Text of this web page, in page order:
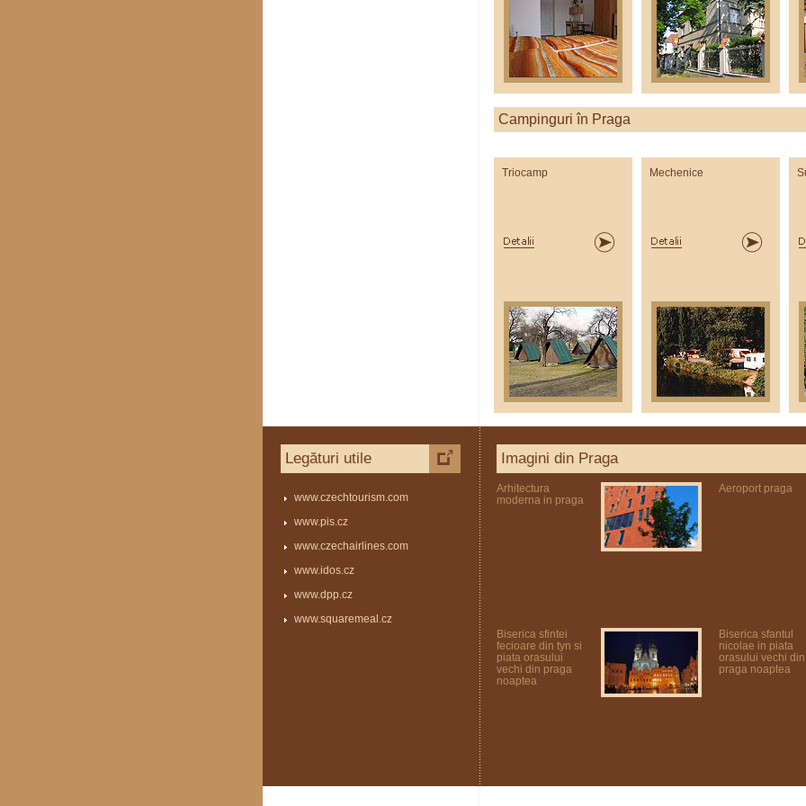
Campinguri în Praga
Triocamp Mechenice
Legături utile
www.czechtourism.com
www.pis.cz
www.czechairlines.com
www.idos.cz
www.dpp.cz
www.squaremeal.cz
Imagini din Praga
Aeroport praga
Arhitectura
moderna in praga
Biserica sfantul
nicolae in piata
orasului vechi din
praga noaptea
Biserica sfintei
fecioare din tyn si
piata orasului
vechi din praga
noaptea